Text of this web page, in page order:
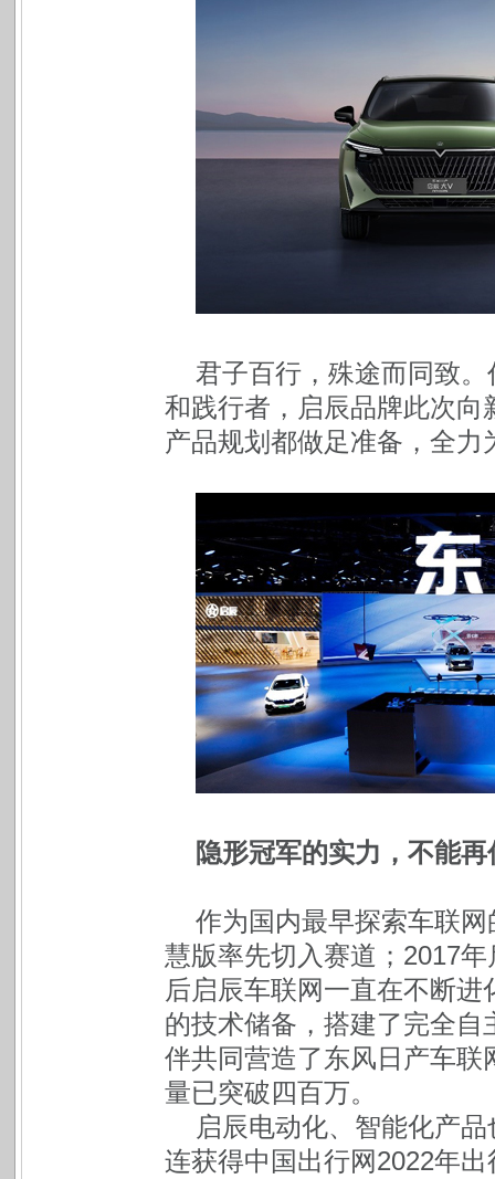
君子百行，殊途而同致
和践行者，启辰品牌此次
产品规划都做足准备，全
隐形冠军的实力，不能
作为国内最早探索车联
慧版率先切入赛道；2017
后启辰车联网一直在不断
的技术储备，搭建了完全
伴共同营造了东风日产车
量已突破四百万。
启辰电动化、智能化产
连获得中国出行网2022年